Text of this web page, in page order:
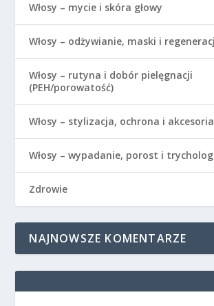
Włosy – mycie i skóra głowy
Włosy – odżywianie, maski i
Włosy – rutyna i dobór pielęgnacji
(PEH/porowatość)
Włosy – stylizacja, ochrona i akcesoria
Włosy – wypadanie, porost i
Zdrowie
NAJNOWSZE KOMENTARZE